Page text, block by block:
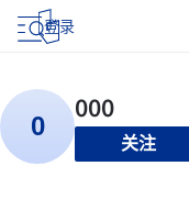
登录
关注